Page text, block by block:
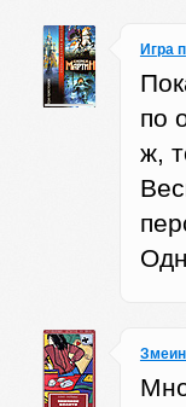
Игра
по
ж,